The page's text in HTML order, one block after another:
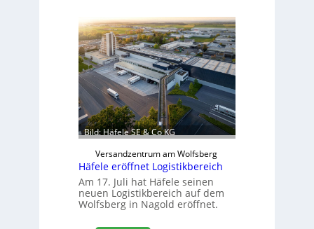
u
n
f
t
s
c
h
i
n
e
n
b
a
u
d
i
g
i
t
Bild: Häfele SE & Co KG
Versandzentrum am Wolfsberg
Häfele eröffnet Logistikbereich
Am 17. Juli hat Häfele seinen
neuen Logistikbereich auf dem
Wolfsberg in Nagold eröffnet.